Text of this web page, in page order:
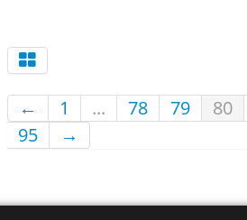
← 1 ... 78 79 80
95
→